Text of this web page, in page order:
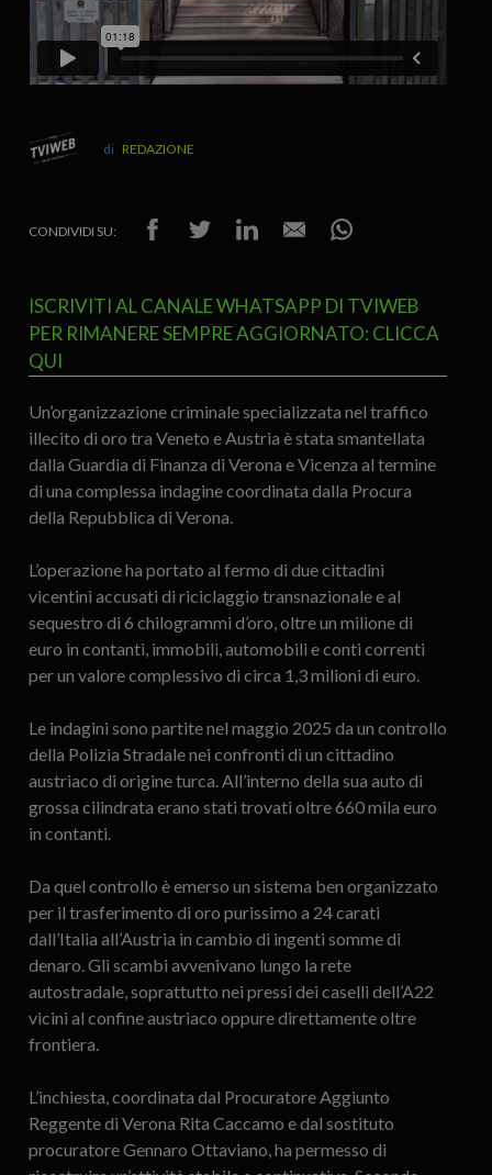
REDAZIONE
CONDIVIDI SU:
ISCRIVITI AL CANALE WHATSAPP DI TVIWEB
PER RIMANERE SEMPRE AGGIORNATO: CLICCA
QUI
Un’organizzazione criminale specializzata nel traffico
illecito di oro tra Veneto e Austria è stata smantellata
dalla Guardia di Finanza di Verona e Vicenza al termine
di una complessa indagine coordinata dalla Procura
della Repubblica di Verona.
L’operazione ha portato al fermo di due cittadini
vicentini accusati di riciclaggio transnazionale e al
sequestro di 6 chilogrammi d’oro, oltre un milione di
euro in contanti, immobili, automobili e conti correnti
per un valore complessivo di circa 1,3 milioni di euro.
Le indagini sono partite nel maggio 2025 da un controllo
della Polizia Stradale nei confronti di un cittadino
austriaco di origine turca. All’interno della sua auto di
grossa cilindrata erano stati trovati oltre 660 mila euro
in contanti.
Da quel controllo è emerso un sistema ben organizzato
per il trasferimento di oro purissimo a 24 carati
dall’Italia all’Austria in cambio di ingenti somme di
denaro. Gli scambi avvenivano lungo la rete
autostradale, soprattutto nei pressi dei caselli dell’A22
vicini al confine austriaco oppure direttamente oltre
frontiera.
L’inchiesta, coordinata dal Procuratore Aggiunto
Reggente di Verona Rita Caccamo e dal sostituto
procuratore Gennaro Ottaviano, ha permesso di